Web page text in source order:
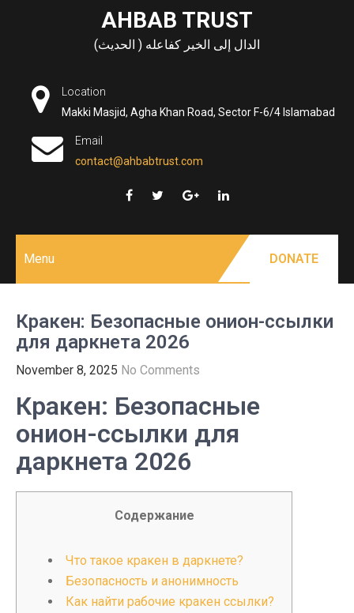
AHBAB TRUST
الدال إلى الخير كفاعله ( الحديث)
Location
Makki Masjid, Agha Khan Road, Sector F-6/4 Islamabad
Email
contact@ahbabtrust.com
Menu DONATE
Кракен: Безопасные онион-ссылки
для даркнета 2026
November 8, 2025 No Comments
Кракен: Безопасные
онион-ссылки для
даркнета 2026
Содержание
Что такое кракен в даркнете?
Безопасность и анонимность
Как найти рабочие кракен ссылки?